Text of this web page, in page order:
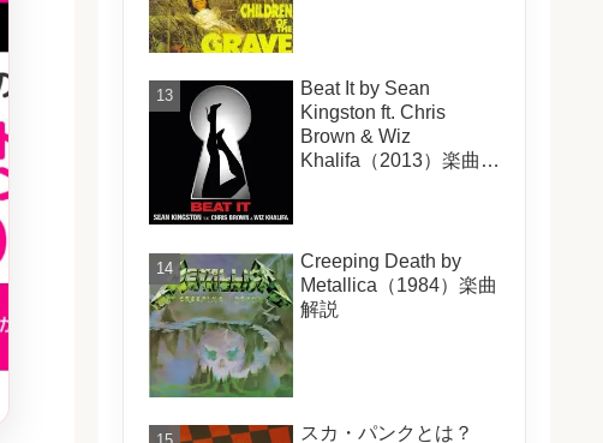
Beat It by Sean
Kingston ft. Chris
Brown & Wiz
Khalifa（2013）楽曲解
Creeping Death by
Metallica（1984）楽曲
解説
スカ・パンクとは？